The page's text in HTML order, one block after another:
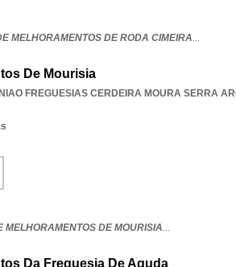
MELHORAMENTOS DE RODA CIMEIRA...
De Mourisia
FREGUESIAS CERDEIRA MOURA SERRA
MELHORAMENTOS DE MOURISIA...
Da Freguesia De Aguda